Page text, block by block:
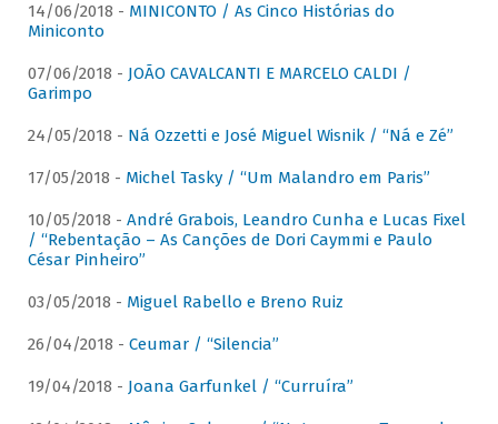
14/06/2018 - MINICONTO / As Cinco Histórias do
Miniconto
07/06/2018 - JOÃO CAVALCANTI E MARCELO CALDI /
Garimpo
24/05/2018 - Ná Ozzetti e José Miguel Wisnik / “Ná e Zé”
17/05/2018 - Michel Tasky / “Um Malandro em Paris”
10/05/2018 - André Grabois, Leandro Cunha e Lucas Fixel
/ “Rebentação – As Canções de Dori Caymmi e Paulo
César Pinheiro”
03/05/2018 - Miguel Rabello e Breno Ruiz
26/04/2018 - Ceumar / “Silencia”
19/04/2018 - Joana Garfunkel / “Curruíra”